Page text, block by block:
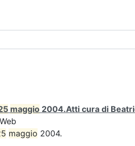
maggio 2004.Atti cura di
maggio 2004.